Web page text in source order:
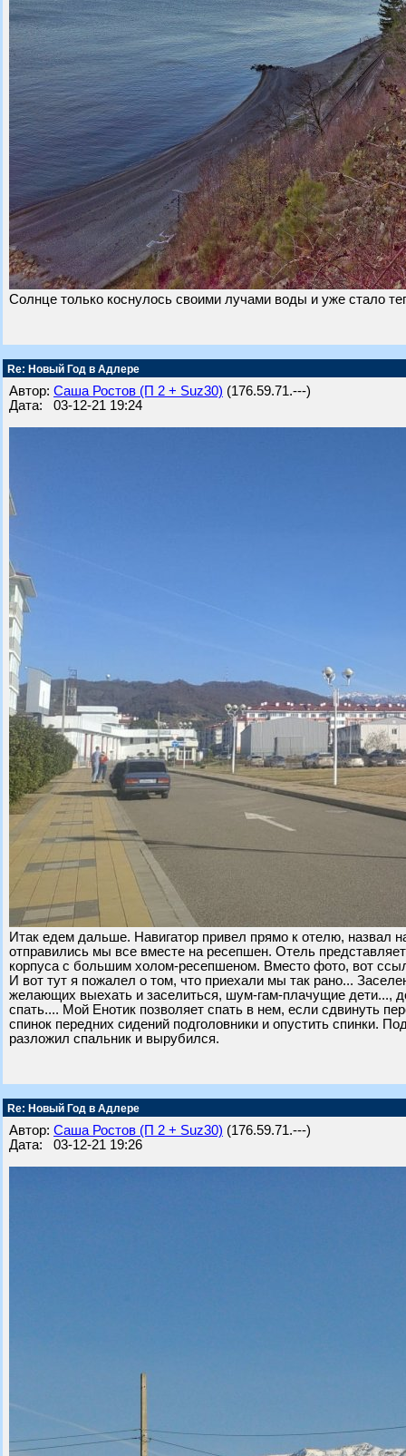
Солнце только коснулось своими лучами воды и уже стало
Re: Новый Год в Адлере
Автор: Саша Ростов (П 2 + Suz30) (176.59.71.---)
Дата: 03-12-21 19:24
Итак едем дальше. Навигатор привел прямо к отелю, назвал
отправились мы все вместе на ресепшен. Отель
корпуса с большим холом-ресепшеном. Вместо фото, вот
И вот тут я пожалел о том, что приехали мы так рано...
желающих выехать и заселиться, шум-гам-плачущие дети...,
спать.... Мой Енотик позволяет спать в нем, если сдвинуть
спинок передних сидений подголовники и опустить спинки.
разложил спальник и вырубился.
Re: Новый Год в Адлере
Автор: Саша Ростов (П 2 + Suz30) (176.59.71.---)
Дата: 03-12-21 19:26